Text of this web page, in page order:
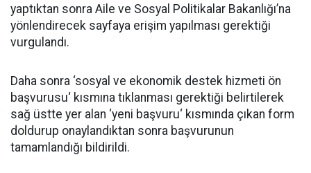
yaptıktan sonra Aile ve Sosyal Politikalar Bakanlığı’na
yönlendirecek sayfaya erişim yapılması gerektiği
vurgulandı.
Daha sonra ‘sosyal ve ekonomik destek hizmeti ön
başvurusu‘ kısmına tıklanması gerektiği belirtilerek
sağ üstte yer alan ‘yeni başvuru‘ kısmında çıkan form
doldurup onaylandıktan sonra başvurunun
tamamlandığı bildirildi.